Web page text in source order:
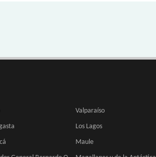
Valparaíso
Los Lagos
Maule